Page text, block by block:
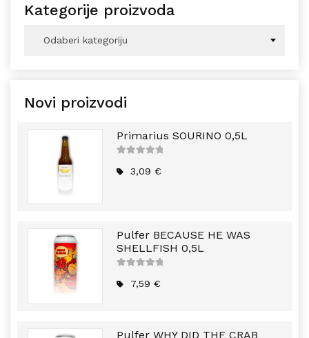
Kategorije proizvoda
Odaberi kategoriju
Novi proizvodi
Primarius SOURINO 0,5L
5
3,09€
Pulfer BECAUSE HE WAS
SHELLFISH 0,5L
5
7,59€
Pulfer WHY DID THE CRAB